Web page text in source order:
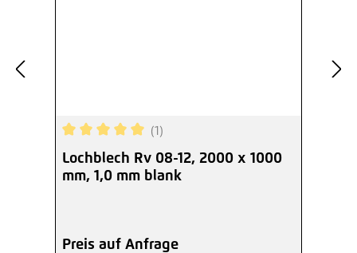
Durchschnittliche Bewertung von 5 von 5
(1)
Lochblech Rv 08-12, 2000 x 1000
mm, 1,0 mm blank
Preis auf Anfrage